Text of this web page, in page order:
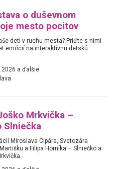
o duševnom
mesto pocitov
deti v ruchu mesta? Príďte s nimi
emócií na interaktívnu detskú
a ďalšie
Mrkvička –
Slniečka
Miroslava Cipára, Svetozára
a Filipa Horníka – Slniečko a